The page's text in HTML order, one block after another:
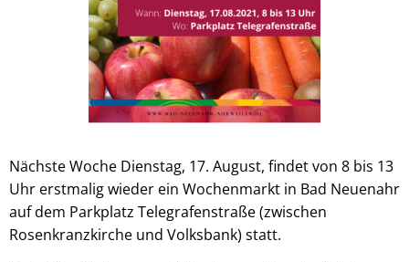
Nächste Woche Dienstag, 17. August, findet von 8 bis 13
Uhr erstmalig wieder ein Wochenmarkt in Bad Neuenahr
auf dem Parkplatz Telegrafenstraße (zwischen
Rosenkranzkirche und Volksbank) statt.